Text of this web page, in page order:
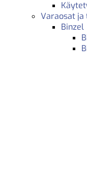
Varaosat
Binzel